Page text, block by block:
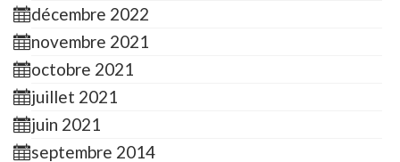
décembre 2022
novembre 2021
octobre 2021
juillet 2021
juin 2021
septembre 2014